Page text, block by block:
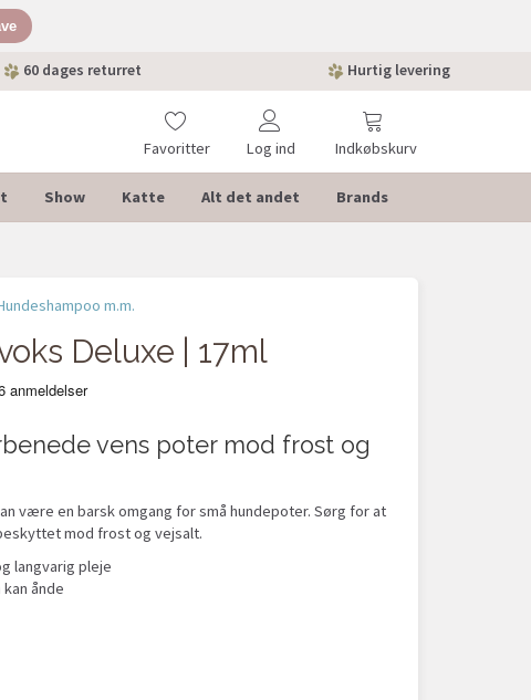
60 dages returret Hurtig levering
Indkøbskurv
Favoritter Log ind
Show Katte Alt det andet Brands
m.m.
Deluxe | 17ml
vens poter mod frost og
være en barsk omgang for små hundepoter. Sørg for at
mod frost og vejsalt.
langvarig pleje
ånde